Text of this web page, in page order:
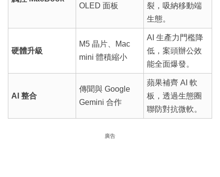
OLED 面板
裂，吸納移動端
生態。
硬體升級
M5 晶片、Mac
mini 體積縮小
AI 生產力門檻降
低，案頭辦公效
能全面爆發。
AI 整合
傳聞與 Google
Gemini 合作
蘋果補齊 AI 軟
板，透過生態圈
聯防對抗微軟。
廣告